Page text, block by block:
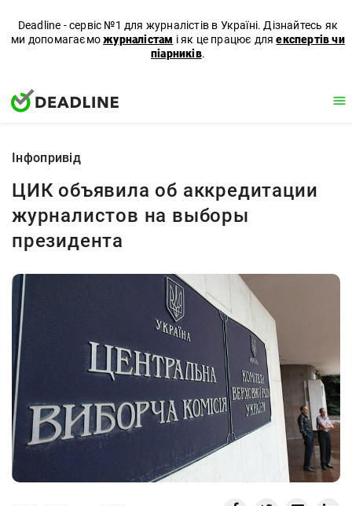
Deadline - сервіс №1 для журналістів в Україні. Дізнайтесь як
ми допомагаєможурналістам і як це працює дляекспертів чи
піарників.
Iнфопривід
ЦИК объявила об аккредитации
журналистов на выборы
президента